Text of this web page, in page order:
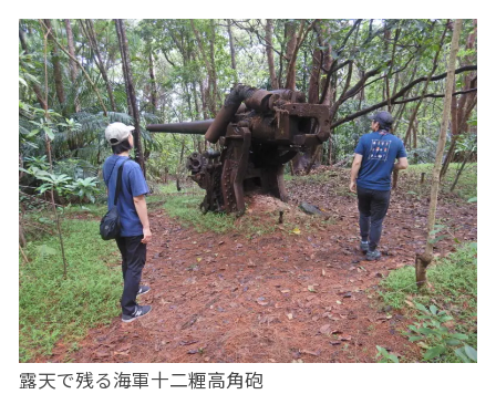
露天で残る海軍十二糎高角砲